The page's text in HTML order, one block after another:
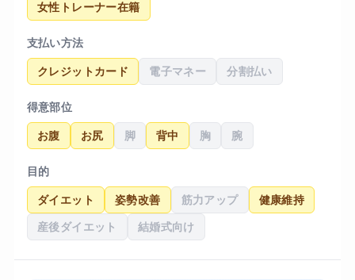
女性トレーナー在籍
支払い方法
クレジットカード 電子マネー 分割払い
得意部位
お腹 お尻 脚 背中 胸 腕
目的
ダイエット 姿勢改善 筋力アップ 健康維持
産後ダイエット 結婚式向け